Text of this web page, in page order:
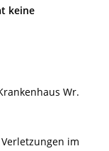
keine
Wr.
im